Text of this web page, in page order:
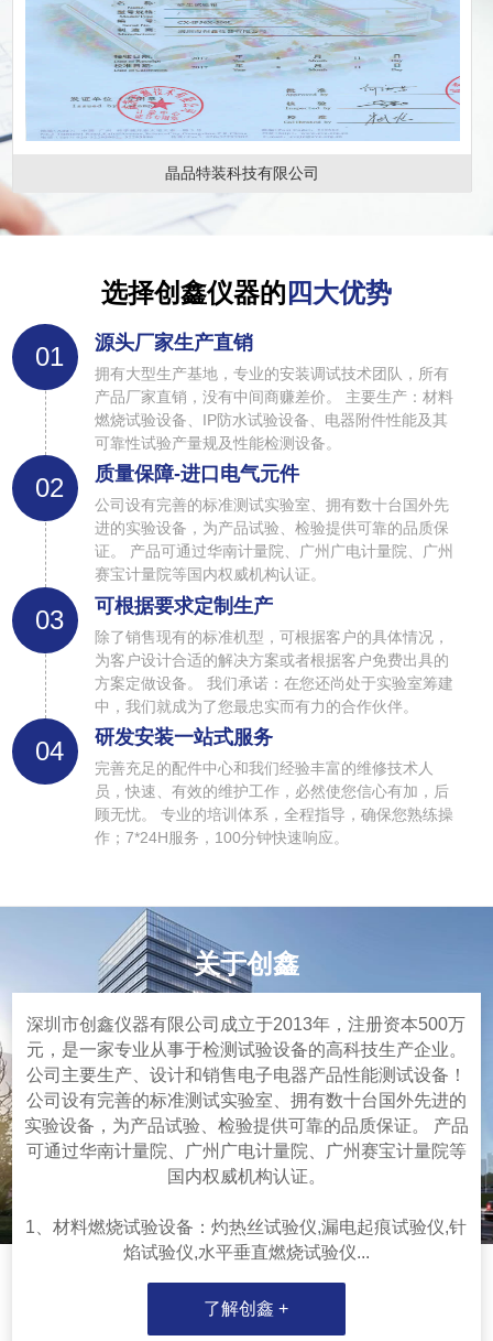
晶品特装科技有限公司
选择创鑫仪器的 四大优势
01 源头厂家生产直销
拥有大型生产基地，专业的安装调试技术团队，所有
产品厂家直销，没有中间商赚差价。 主要生产：材料
燃烧试验设备、IP防水试验设备、电器附件性能及其
可靠性试验产量规及性能检测设备。
02 质量保障-进口电气元件
公司设有完善的标准测试实验室、拥有数十台国外先
进的实验设备，为产品试验、检验提供可靠的品质保
证。 产品可通过华南计量院、广州广电计量院、广州
赛宝计量院等国内权威机构认证。
03 可根据要求定制生产
除了销售现有的标准机型，可根据客户的具体情况，
为客户设计合适的解决方案或者根据客户免费出具的
方案定做设备。 我们承诺：在您还尚处于实验室筹建
中，我们就成为了您最忠实而有力的合作伙伴。
04 研发安装一站式服务
完善充足的配件中心和我们经验丰富的维修技术人
员，快速、有效的维护工作，必然使您信心有加，后
顾无忧。 专业的培训体系，全程指导，确保您熟练操
作；7*24H服务，100分钟快速响应。
关于创鑫
深圳市创鑫仪器有限公司成立于2013年，注册资本500万
元，是一家专业从事于检测试验设备的高科技生产企业。
公司主要生产、设计和销售电子电器产品性能测试设备！
公司设有完善的标准测试实验室、拥有数十台国外先进的
实验设备，为产品试验、检验提供可靠的品质保证。 产品
可通过华南计量院、广州广电计量院、广州赛宝计量院等
国内权威机构认证。
1、材料燃烧试验设备：灼热丝试验仪,漏电起痕试验仪,针
焰试验仪,水平垂直燃烧试验仪...
了解创鑫 +